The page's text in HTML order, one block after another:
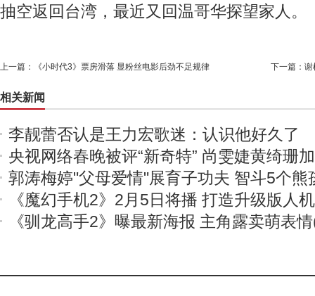
抽空返回台湾，最近又回温哥华探望家人。
上一篇： 《小时代3》票房滑落 显粉丝电影后劲不足规律 下一篇： 谢
相关新闻
李靓蕾否认是王力宏歌迷：认识他好久了
央视网络春晚被评“新奇特” 尚雯婕黄绮珊
郭涛梅婷"父母爱情"展育子功夫 智斗5个熊
《魔幻手机2》2月5日将播 打造升级版人
《驯龙高手2》曝最新海报 主角露卖萌表